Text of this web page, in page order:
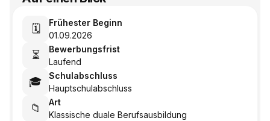
🗓️
Frühester Beginn
01.09.2026
⏳
Bewerbungsfrist
Laufend
🎓
Schulabschluss
Hauptschulabschluss
📁
Art
Klassische duale Berufsausbildung